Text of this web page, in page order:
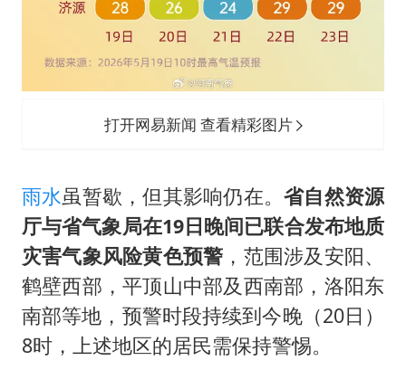
打开网易新闻 查看精彩图片
雨水虽暂歇，但其影响仍在。省自然资源
厅与省气象局在19日晚间已联合发布地质
灾害气象风险黄色预警 ，范围涉及安阳、
鹤壁西部，平顶山中部及西南部，洛阳东
南部等地，预警时段持续到今晚（20日）
8时，上述地区的居民需保持警惕。